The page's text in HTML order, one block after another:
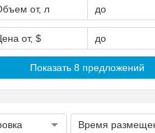
от, л до
от, $ до
Показать 8 предложений
Время